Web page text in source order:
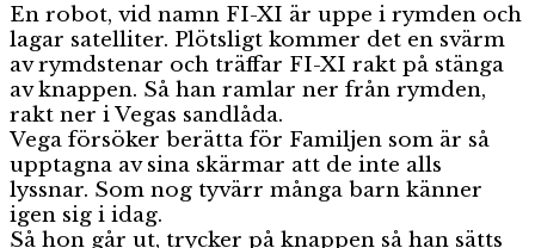
En robot, vid namn FI-XI är uppe i rymden och
lagar satelliter. Plötsligt kommer det en svärm
av rymdstenar och träffar FI-XI rakt på stänga
av knappen. Så han ramlar ner från rymden,
rakt ner i Vegas sandlåda.
Vega försöker berätta för Familjen som är så
upptagna av sina skärmar att de inte alls
lyssnar. Som nog tyvärr många barn känner
igen sig i idag.
Så hon går ut, trycker på knappen så han sätts